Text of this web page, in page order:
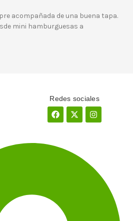
acompañada de una buena tapa.
mini hamburguesas a
Redes sociales
Facebook
X-
twitter
Instagram